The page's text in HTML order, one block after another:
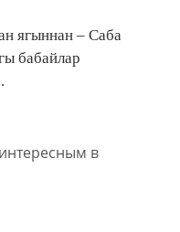
ягыннан – Саба
бабайлар
в